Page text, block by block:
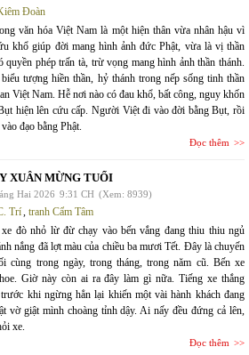
Đoàn
văn hóa Việt Nam là một hiện thân vừa nhân hậu vì
khổ giúp đời mang hình ảnh đức Phật, vừa là vị thần
quyền phép trấn tà, trừ vọng mang hình ảnh thần thánh.
tượng hiền thần, hỷ thánh trong nếp sống tinh thần
Việt Nam. Hễ nơi nào có đau khổ, bất công, nguy khốn
hiện lên cứu cấp. Người Việt đi vào đời bằng Bụt, rồi
đạo bằng Phật.
Đọc thêm
XUÂN MỪNG TUỔI
Hai 2026 9:31 CH (Xem: 8939)
Trí, tranh Cẩm Tâm
xe đò nhỏ lừ đừ chạy vào bến vắng đang thiu thiu ngủ
nắng đã lợt màu của chiều ba mươi Tết. Đây là chuyến
cùng trong ngày, trong tháng, trong năm cũ. Bến xe
Giờ này còn ai ra đây làm gì nữa. Tiếng xe thắng
khi ngừng hẳn lại khiến một vài hành khách đang
vờ giật mình choàng tỉnh dậy. Ai nấy đều đứng cả lên,
xe.
Đọc thêm